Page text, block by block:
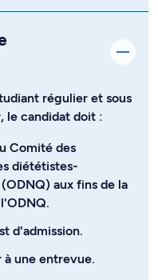
régulier et sous
le candidat doit :
Comité des
diététistes-
aux fins de la
d'admission.
à une entrevue.